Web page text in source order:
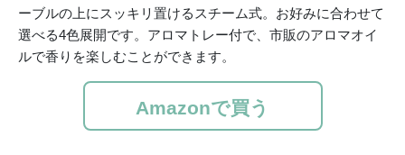
ーブルの上にスッキリ置けるスチーム式。お好みに合わせて
選べる4色展開です。アロマトレー付で、市販のアロマオイ
ルで香りを楽しむことができます。
Amazonで買う